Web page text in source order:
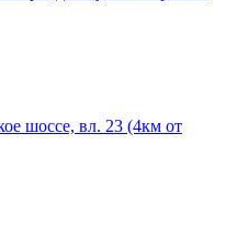
шоссе, вл. 23 (4км от